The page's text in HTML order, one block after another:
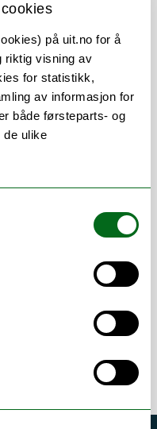
på uit.no for å
riktig visning av
for statistikk,
av informasjon for
både førsteparts- og
de ulike
du meg